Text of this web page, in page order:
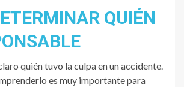
QUIÉN
quién tuvo la culpa en un accidente.
es muy importante para